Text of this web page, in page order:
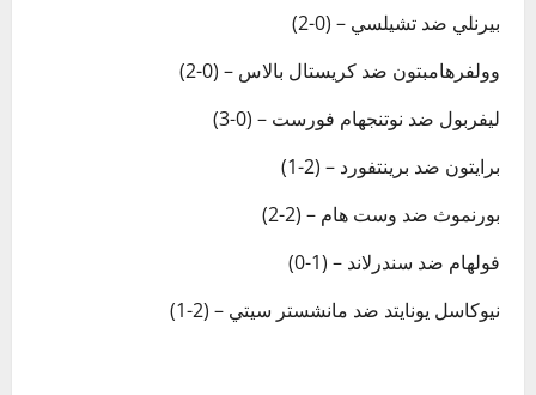
بيرنلي ضد تشيلسي – (0-2)
وولفرهامبتون ضد كريستال بالاس – (0-2)
ليفربول ضد نوتنجهام فورست – (0-3)
برايتون ضد برينتفورد – (2-1)
بورنموث ضد وست هام – (2-2)
فولهام ضد سندرلاند – (1-0)
نيوكاسل يونايتد ضد مانشستر سيتي – (2-1)